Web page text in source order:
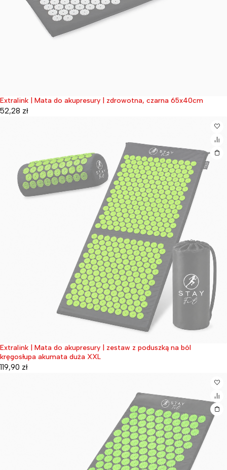
Wyprzedane
Extralink | Mata do akupresury | zdrowotna, czarna 65x40cm
52,28 zł
Wyprzedane
Extralink | Mata do akupresury | zestaw z poduszką na ból
kręgosłupa akumata duża XXL
119,90 zł